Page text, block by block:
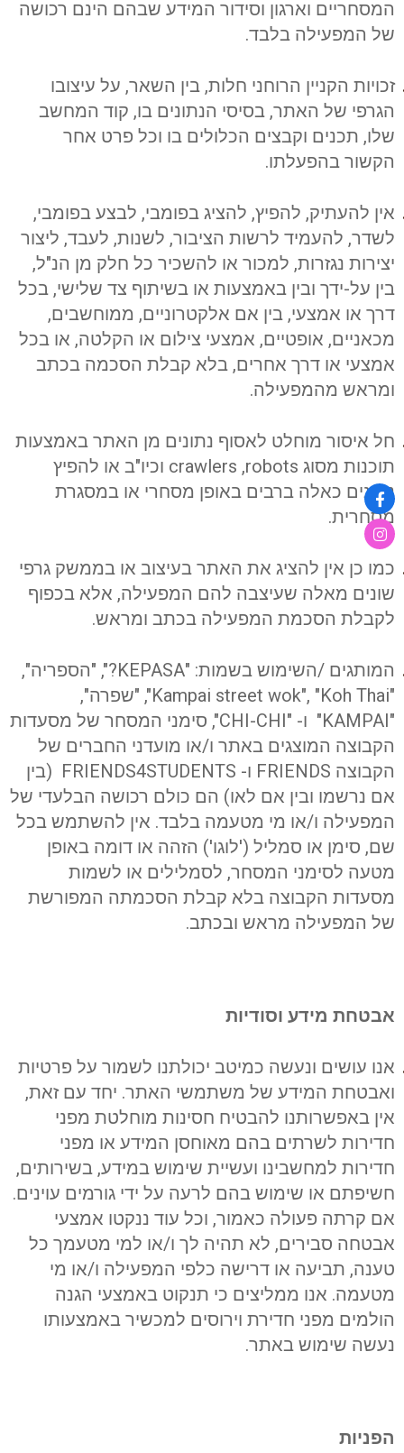
המסחריים וארגון וסידור המידע שבהם הינם רכושה
של המפעילה בלבד.
זכויות הקניין הרוחני חלות, בין השאר, על עיצובו
הגרפי של האתר, בסיסי הנתונים בו, קוד המחשב
שלו, תכנים וקבצים הכלולים בו וכל פרט אחר
הקשור בהפעלתו.
אין להעתיק, להפיץ, להציג בפומבי, לבצע בפומבי,
לשדר, להעמיד לרשות הציבור, לשנות, לעבד, ליצור
יצירות נגזרות, למכור או להשכיר כל חלק מן הנ"ל,
בין על-ידך ובין באמצעות או בשיתוף צד שלישי, בכל
דרך או אמצעי, בין אם אלקטרוניים, ממוחשבים,
מכאניים, אופטיים, אמצעי צילום או הקלטה, או בכל
אמצעי או דרך אחרים, בלא קבלת הסכמה בכתב
ומראש מהמפעילה.
חל איסור מוחלט לאסוף נתונים מן האתר באמצעות
תוכנות מסוג crawlers ,robots וכיו"ב או להפיץ
נתונים כאלה ברבים באופן מסחרי או במסגרת
מסחרית.
כמו כן אין להציג את האתר בעיצוב או בממשק גרפי
שונים מאלה שעיצבה להם המפעילה, אלא בכפוף
לקבלת הסכמת המפעילה בכתב ומראש.
המותגים /השימוש בשמות: "KEPASA?", "הספריה",
"
Kampai street wok", "Koh Thai", "שפרה",
"KAMPAI" ו- "CHI-CHI"
, סימני המסחר של מסעדות
הקבוצה המוצגים באתר ו/או מועדני החברים של
הקבוצה FRIENDS ו- FRIENDS4STUDENTS (בין
אם נרשמו ובין אם לאו) הם כולם רכושה הבלעדי של
המפעילה ו/או מי מטעמה בלבד. אין להשתמש בכל
שם, סימן או סמליל ('לוגו') הזהה או דומה באופן
מטעה לסימני המסחר, לסמלילים או לשמות
מסעדות הקבוצה בלא קבלת הסכמתה המפורשת
של המפעילה מראש ובכתב.
אבטחת מידע וסודיות
אנו עושים ונעשה כמיטב יכולתנו לשמור על פרטיות
ואבטחת המידע של משתמשי האתר. יחד עם זאת,
אין באפשרותנו להבטיח חסינות מוחלטת מפני
חדירות לשרתים בהם מאוחסן המידע או מפני
חדירות למחשבינו ועשיית שימוש במידע, בשירותים,
חשיפתם או שימוש בהם לרעה על ידי גורמים עוינים.
אם קרתה פעולה כאמור, וכל עוד ננקטו אמצעי
אבטחה סבירים, לא תהיה לך ו/או למי מטעמך כל
טענה, תביעה או דרישה כלפי המפעילה ו/או מי
מטעמה. אנו ממליצים כי תנקוט באמצעי הגנה
הולמים מפני חדירת וירוסים למכשיר באמצעותו
נעשה שימוש באתר.
הפניות